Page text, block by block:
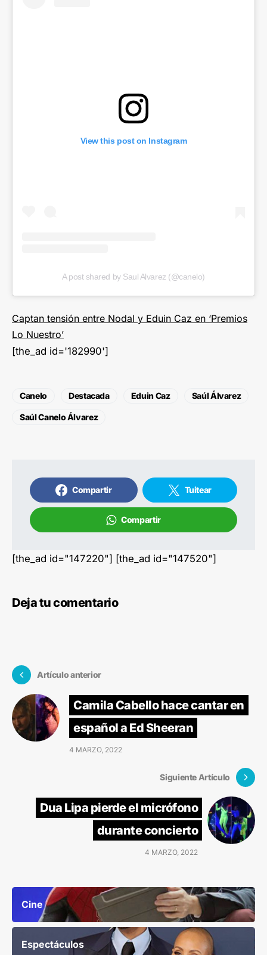
View this post on Instagram
A post shared by Saul Alvarez (@canelo)
Captan tensión entre Nodal y Eduin Caz en ‘Premios
Lo Nuestro’
[the_ad id='182990']
Canelo Destacada Eduin Caz Saúl Álvarez
Saúl Canelo Álvarez
Compartir Tuitear
Compartir
[the_ad id="147220"] [the_ad id="147520"]
Deja tu comentario
Artículo anterior
Camila Cabello hace cantar en
español a Ed Sheeran
4 MARZO, 2022
Siguiente Artículo
Dua Lipa pierde el micrófono
durante concierto
4 MARZO, 2022
Cine
Espectáculos